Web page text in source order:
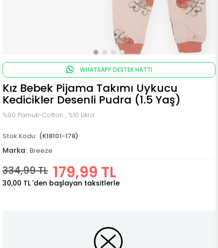
WHATSAPP DESTEK HATTI
Kız Bebek Pijama Takımı Uykucu
Kedicikler Desenli Pudra (1.5 Yaş)
%90 Pamuk-Cotton , %10 Likra
(K18101-178)
Marka : Breeze
334,99 TL 179,99 TL
30,00 TL 'den başlayan taksitlerle